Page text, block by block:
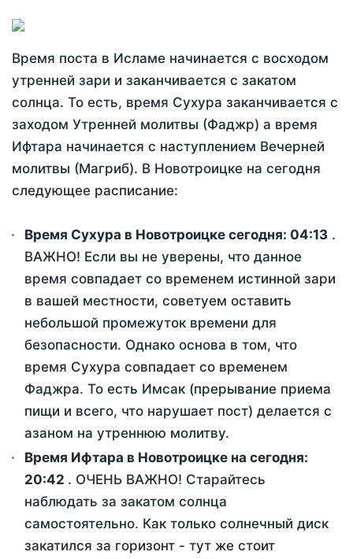
Время поста в Исламе начинается с восходом
утренней зари и заканчивается с закатом
солнца. То есть, время Сухура заканчивается с
заходом Утренней молитвы (Фаджр) а время
Ифтара начинается с наступлением Вечерней
молитвы (Магриб). В Новотроицке на сегодня
следующее расписание:
Время Сухура в Новотроицке сегодня: 04:13 .
ВАЖНО! Если вы не уверены, что данное
время совпадает со временем истинной зари
в вашей местности, советуем оставить
небольшой промежуток времени для
безопасности. Однако основа в том, что
время Сухура совпадает со временем
Фаджра. То есть Имсак (прерывание приема
пищи и всего, что нарушает пост) делается с
азаном на утреннюю молитву.
Время Ифтара в Новотроицке на сегодня:
20:42 . ОЧЕНЬ ВАЖНО! Старайтесь
наблюдать за закатом солнца
самостоятельно. Как только солнечный диск
закатился за горизонт - тут же стоит